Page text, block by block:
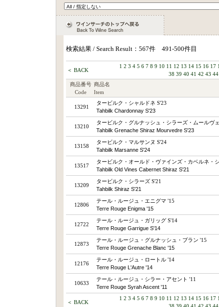
検索結果 / Search Result：567件 491-500件目
＜ BACK
1 2 3 4 5 6 7 8 9 10 11 12 13 14 15 16 17
38 39 40 41 42 43 44
商品番号
Code
商品名
Item
13291
タービルク・シャルドネ S'23
Tahbilk Chardonnay S'23
13210
タービルク・グルナッシュ・シラーズ・ムールヴ
Tahbilk Grenache Shiraz Mourvedre S'23
13158
タービルク・マルサンヌ S'24
Tahbilk Marsanne S'24
13517
タービルク・オールド・ヴァインズ・カベルネ・
Tahbilk Old Vines Cabernet Shiraz S'21
13209
タービルク・シラーズ S'21
Tahbilk Shiraz S'21
12806
テール・ルージュ・エニグマ '15
Terre Rouge Enigma '15
12722
テール・ルージュ・ガリッグ S'14
Terre Rouge Garrigue S'14
12873
テール・ルージュ・グルナッシュ・ブラン '15
Terre Rouge Grenache Blanc '15
12176
テール・ルージュ・ロートル '14
Terre Rouge L'Autre '14
10633
テール・ルージュ・シラー・アセント '11
Terre Rouge Syrah Ascent '11
＜ BACK
1 2 3 4 5 6 7 8 9 10 11 12 13 14 15 16 17